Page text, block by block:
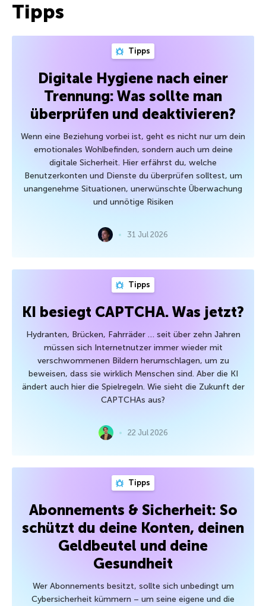
Tipps
Tipps
Digitale Hygiene nach einer
Trennung: Was sollte man
überprüfen und deaktivieren?
Wenn eine Beziehung vorbei ist, geht es nicht nur um dein
emotionales Wohlbefinden, sondern auch um deine
digitale Sicherheit. Hier erfährst du, welche
Benutzerkonten und Dienste du überprüfen solltest, um
unangenehme Situationen, unerwünschte Überwachung
und unnötige Risiken
31 Jul 2026
Tipps
KI besiegt CAPTCHA. Was jetzt?
Hydranten, Brücken, Fahrräder … seit über zehn Jahren
müssen sich Internetnutzer immer wieder mit
verschwommenen Bildern herumschlagen, um zu
beweisen, dass sie wirklich Menschen sind. Aber die KI
ändert auch hier die Spielregeln. Wie sieht die Zukunft der
CAPTCHAs aus?
22 Jul 2026
Tipps
Abonnements & Sicherheit: So
schützt du deine Konten, deinen
Geldbeutel und deine
Gesundheit
Wer Abonnements besitzt, sollte sich unbedingt um
Cybersicherheit kümmern – um seine eigene und die